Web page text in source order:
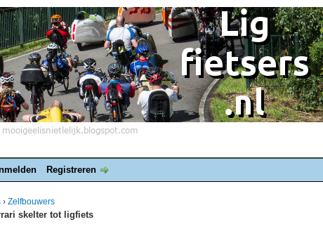
Registreren
›Zelfbouwers
skelter tot ligfiets